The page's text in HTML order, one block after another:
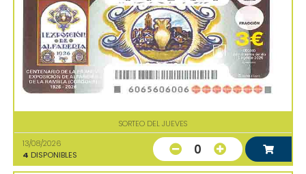
SORTEO DEL JUEVES
13/08/2026
4 DISPONIBLES 0